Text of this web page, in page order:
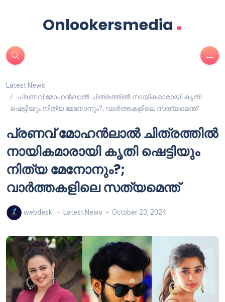
Onlookersmedia .
Latest News
പ്രണവ് മോഹൻലാൽ ചിത്രത്തിൽ നായികമാരായി കൃതി
ഷെട്ടിയും നിത്യ മേനോനും?; വാർത്തകളിലെ സത്യമെന്ത്
പ്രണവ് മോഹൻലാൽ ചിത്രത്തിൽ
നായികമാരായി കൃതി ഷെട്ടിയും
നിത്യ മേനോനും?;
വാർത്തകളിലെ സത്യമെന്ത്
webdesk Latest News October 23, 2024